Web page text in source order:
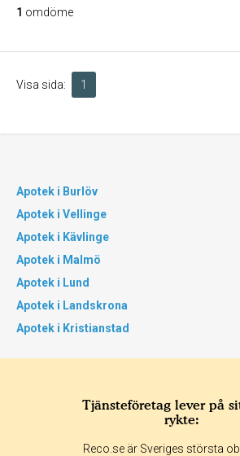
1 omdöme
Visa sida: 1
Apotek i Burlöv
Apotek i Vellinge
Apotek i Kävlinge
Apotek i Malmö
Apotek i Lund
Apotek i Landskrona
Apotek i Kristianstad
Tjänsteföretag lever på
rykte:
Reco.se är Sveriges största